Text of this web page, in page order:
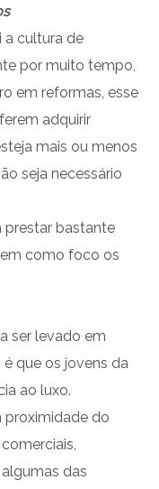
a cultura de
por muito tempo,
em reformas, esse
adquirir
mais ou menos
seja necessário
prestar bastante
como foco os
ser levado em
que os jovens da
ao luxo.
proximidade do
das